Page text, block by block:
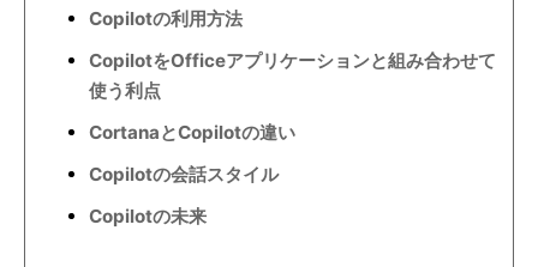
Copilotの利用方法
CopilotをOfficeアプリケーションと組み合わせて
使う利点
CortanaとCopilotの違い
Copilotの会話スタイル
Copilotの未来